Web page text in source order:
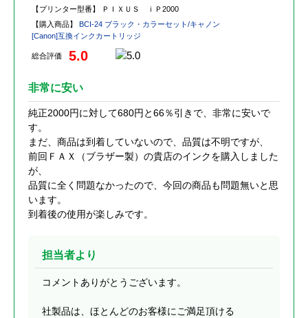
【プリンター型番】
ＰＩＸＵＳ ｉＰ2000
【購入商品】 BCI-24 ブラック・カラーセット/キャノン
[Canon]互換インクカートリッジ
総合評価 5.0
非常に安い
純正2000円に対して680円と66％引きで、非常に安いで
す。
まだ、商品は到着していないので、品質は不明ですが、
前回ＦＡＸ（ブラザー製）の貴店のインクを購入しました
が、
品質に全く問題なかったので、今回の商品も問題無いと思
います。
到着後の使用が楽しみです。
担当者より
コメントありがとうございます。
社製品は、ほとんどのお客様にご満足頂ける